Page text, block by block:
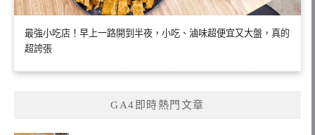
最強小吃店！早上一路開到半夜，小吃、滷味超便宜又大盤，真的
超誇張
GA4即時熱門文章